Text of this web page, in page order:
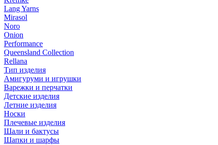
Lang Yarns
Mirasol
Noro
Onion
Performance
Queensland Collection
Rellana
Тип изделия
Амигуруми и игрушки
Варежки и перчатки
Детские изделия
Летние изделия
Носки
Плечевые изделия
Шали и бактусы
Шапки и шарфы